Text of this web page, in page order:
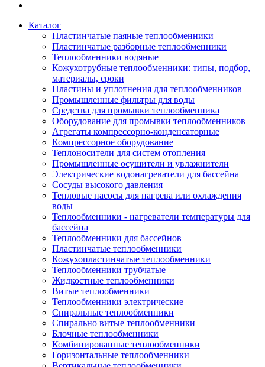
Каталог
Пластинчатые паяные теплообменники
Пластинчатые разборные теплообменники
Теплообменники водяные
Кожухотрубные теплообменники: типы, подбор,
материалы, сроки
Пластины и уплотнения для теплообменников
Промышленные фильтры для воды
Средства для промывки теплообменника
Оборудование для промывки теплообменников
Агрегаты компрессорно-конденсаторные
Компрессорное оборудование
Теплоносители для систем отопления
Промышленные осушители и увлажнители
Электрические водонагреватели для бассейна
Сосуды высокого давления
Тепловые насосы для нагрева или охлаждения
воды
Теплообменники - нагреватели температуры для
бассейна
Теплообменники для бассейнов
Пластинчатые теплообменники
Кожухопластинчатые теплообменники
Теплообменники трубчатые
Жидкостные теплообменники
Витые теплообменники
Теплообменники электрические
Спиральные теплообменники
Спирально витые теплообменники
Блочные теплообменники
Комбинированные теплообменники
Горизонтальные теплообменники